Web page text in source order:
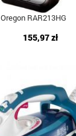
Oregon RAR213HG
155,97 zł